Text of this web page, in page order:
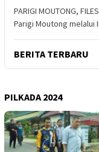
PARIGI MOUTONG,
Parigi Moutong
BERITA TERBARU
PILKADA 2024